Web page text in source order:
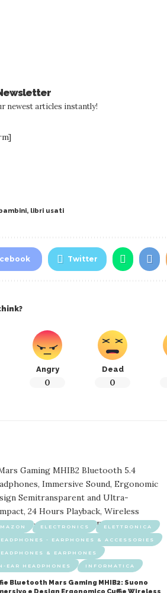
newest articles instantly!
, libri usati
Twitter
Angry
0
Dead
0
ELECTRONICS ELETTRONICA
- EARPHONES & ACCESSORIES
& EARPHONES
EAR HEADPHONES INFORMATICA
Bluetooth Mars Gaming MHIB2: Suono
e Design Ergonomico Cuffie Wireless